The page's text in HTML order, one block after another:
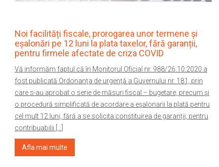
Noi facilități fiscale, prorogarea unor termene și
eșalonări pe 12 luni la plata taxelor, fără garanții,
pentru firmele afectate de criza COVID
Vă informăm faptul că în Monitorul Oficial nr. 988/26.10.2020 a
fost publicată Ordonanţa de urgenţă a Guvernului nr. 181, prin
care s-au aprobat o serie de măsuri fiscal – bugetare, precum și
o procedură simplificată de acordare a eșalonarii la plată pentru
cel mult 12 luni, fără a se solicita constituirea de garanții, pentru
contribuabilii […]
Afla mai multe